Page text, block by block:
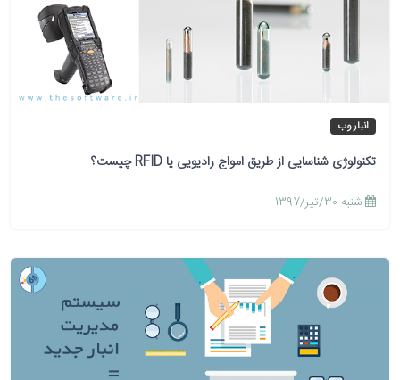
انبار وب
تکنولوژی شناسایی از طریق امواج رادیویی یا RFID چیست؟
شنبه 30/تیر/1397